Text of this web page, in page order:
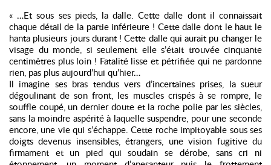
« …Et sous ses pieds, la dalle. Cette dalle dont il connaissait
chaque détail de la partie inférieure ! Cette dalle dont le haut le
hanta plusieurs jours durant ! Cette dalle qui aurait pu changer le
visage du monde, si seulement elle s’était trouvée cinquante
centimètres plus loin ! Fatalité lisse et pétrifiée qui ne pardonne
rien, pas plus aujourd’hui qu’hier…
Il imagine ses bras tendus vers d’incertaines prises, la sueur
dégoulinant de son front, les muscles crispés à se rompre, le
souffle coupé, un dernier doute et la roche polie par les siècles,
sans la moindre aspérité à laquelle suspendre, pour une seconde
encore, une vie qui s’échappe. Cette roche impitoyable sous ses
doigts devenus insensibles, étrangers, une vision fugitive du
firmament et un pied qui soudain se dérobe, sans cri ni